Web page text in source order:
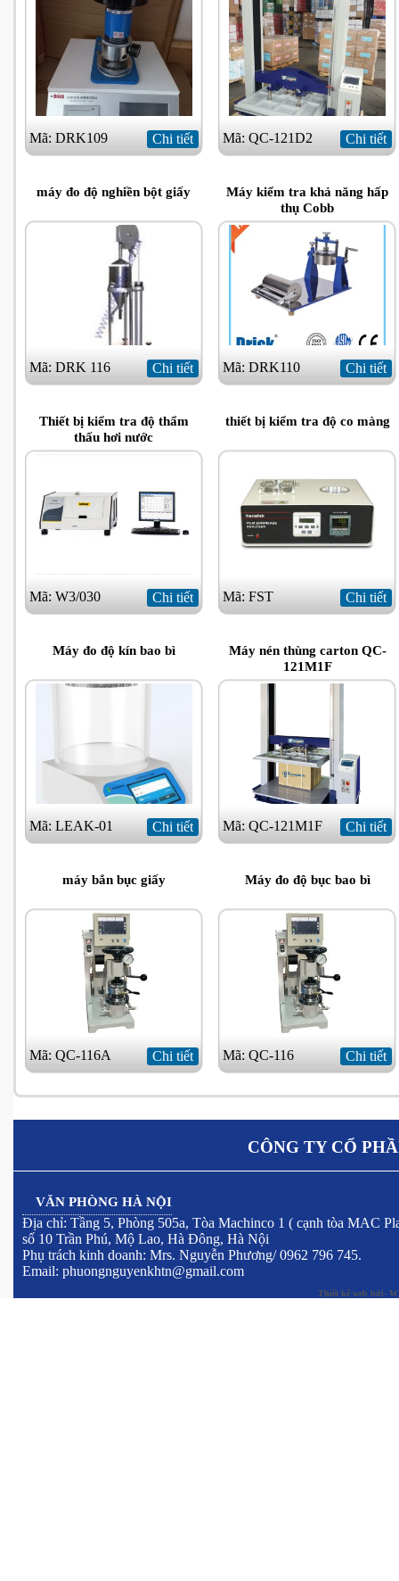
Mã: DRK109 Chi tiết Mã: QC-121D2 Chi tiết
máy đo độ nghiền bột giấy
Mã: DRK 116 Chi tiết
Máy kiểm tra khả năng hấp
thụ Cobb
Mã: DRK110 Chi tiết
Thiết bị kiểm tra độ thẩm
thấu hơi nước
Mã: W3/030 Chi tiết
thiết bị kiểm tra độ co màng
Mã: FST Chi tiết
Máy đo độ kín bao bì
Mã: LEAK-01 Chi tiết
Máy nén thùng carton QC-
121M1F
Mã: QC-121M1F Chi tiết
máy bắn bục giấy
Mã: QC-116A Chi tiết
Máy đo độ bục bao bì
Mã: QC-116 Chi tiết
CÔNG TY CỔ
VĂN PHÒNG HÀ NỘI
Địa chỉ: Tầng 5, Phòng 505a, Tòa Machinco 1 ( cạnh tòa MAC
số 10 Trần Phú, Mộ Lao, Hà Đông, Hà Nội
Phụ trách kinh doanh: Mrs. Nguyễn Phương/ 0962 796 745.
Email: phuongnguyenkhtn@gmail.com
Thiết kế web bởi-